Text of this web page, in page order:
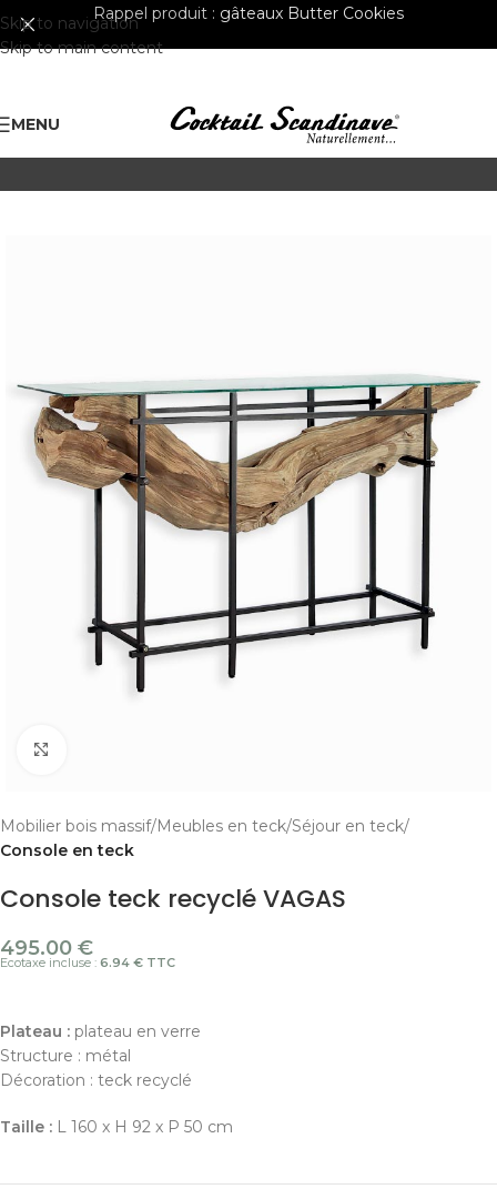
Skip to navigation
Skip to main content
Rappel produit : gâteaux Butter Cookies
MENU
Mobilier bois massif Meubles en teck Séjour en teck
Console en teck
Console teck recyclé VAGAS
495.00 €
Ecotaxe incluse : 6.94 € TTC
Plateau : plateau en verre
Structure : métal
Décoration : teck recyclé
Taille : L 160 x H 92 x P 50 cm